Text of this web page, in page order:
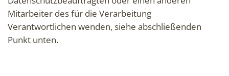
Mitarbeiter des für die Verarbeitung
Verantwortlichen wenden, siehe abschließenden
Punkt unten.